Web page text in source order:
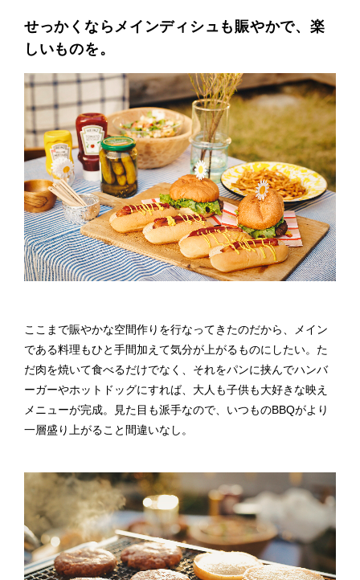
せっかくならメインディシュも賑やかで、楽
しいものを。
ここまで賑やかな空間作りを行なってきたのだから、メイン
である料理もひと手間加えて気分が上がるものにしたい。た
だ肉を焼いて食べるだけでなく、それをパンに挟んでハンバ
ーガーやホットドッグにすれば、大人も子供も大好きな映え
メニューが完成。見た目も派手なので、いつものBBQがより
一層盛り上がること間違いなし。